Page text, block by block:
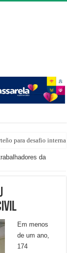
para desafio
da
Em menos
de um ano,
174